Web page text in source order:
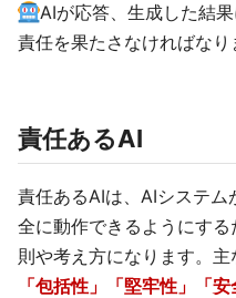
AIが応答、生成した結
責任を果たさなければなり
責任あるAI
責任あるAIは、AIシステ
全に動作できるようにす
則や考え方になります。
「包括性」「堅牢性」「安